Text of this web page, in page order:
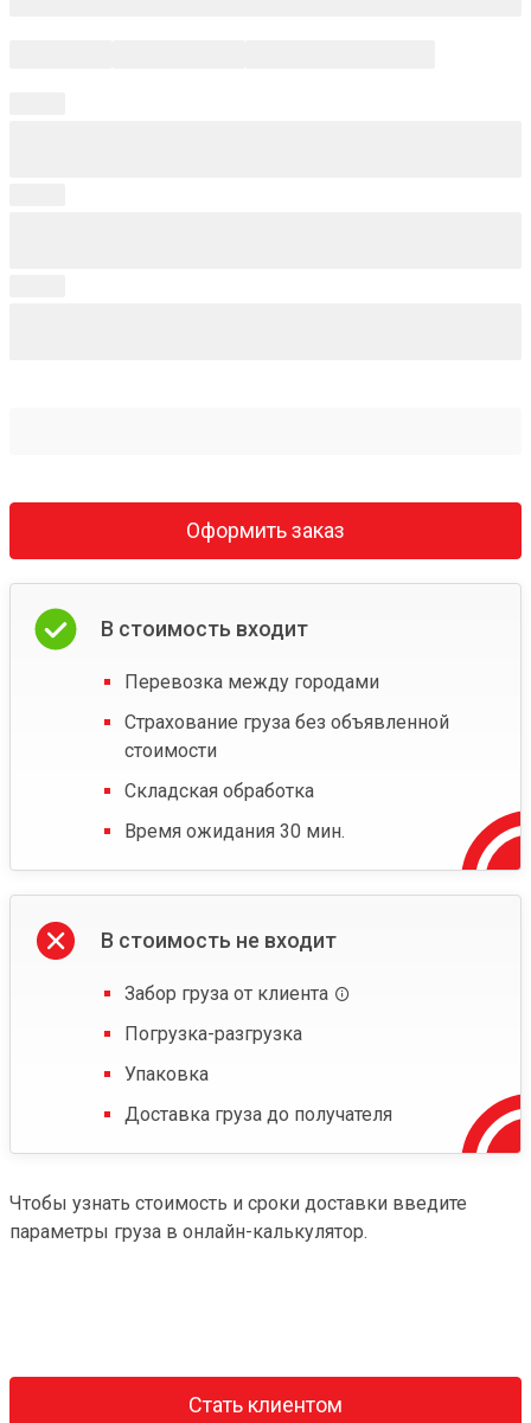
Оформить заказ
В стоимость входит
Перевозка между городами
Страхование груза без объявленной
стоимости
Складская обработка
Время ожидания 30 мин.
В стоимость не входит
Забор груза от клиента
Погрузка-разгрузка
Упаковка
Доставка груза до получателя
Чтобы узнать стоимость и сроки доставки введите
параметры груза в онлайн-калькулятор.
Стать клиентом